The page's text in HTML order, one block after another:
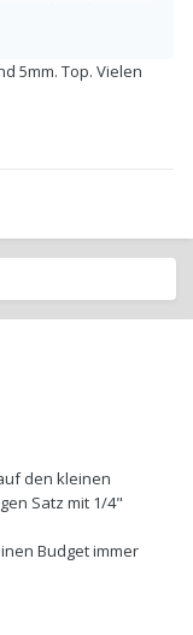
5mm. Top. Vielen
den kleinen
Satz mit 1/4"
Budget immer